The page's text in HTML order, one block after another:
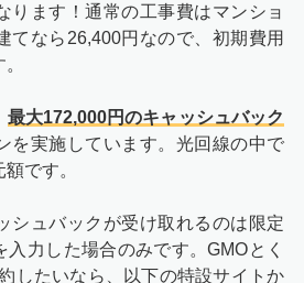
ります！通常の工事費はマンショ
てなら26,400円なので、初期費用
最大172,000円のキャッシュバック
を実施しています。光回線の中で
です。
シュバックが受け取れるのは限定
入力した場合のみです。GMOとく
したいなら、以下の特設サイトか